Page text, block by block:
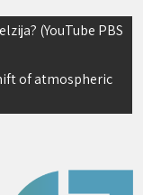
(YouTube PBS
of atmospheric